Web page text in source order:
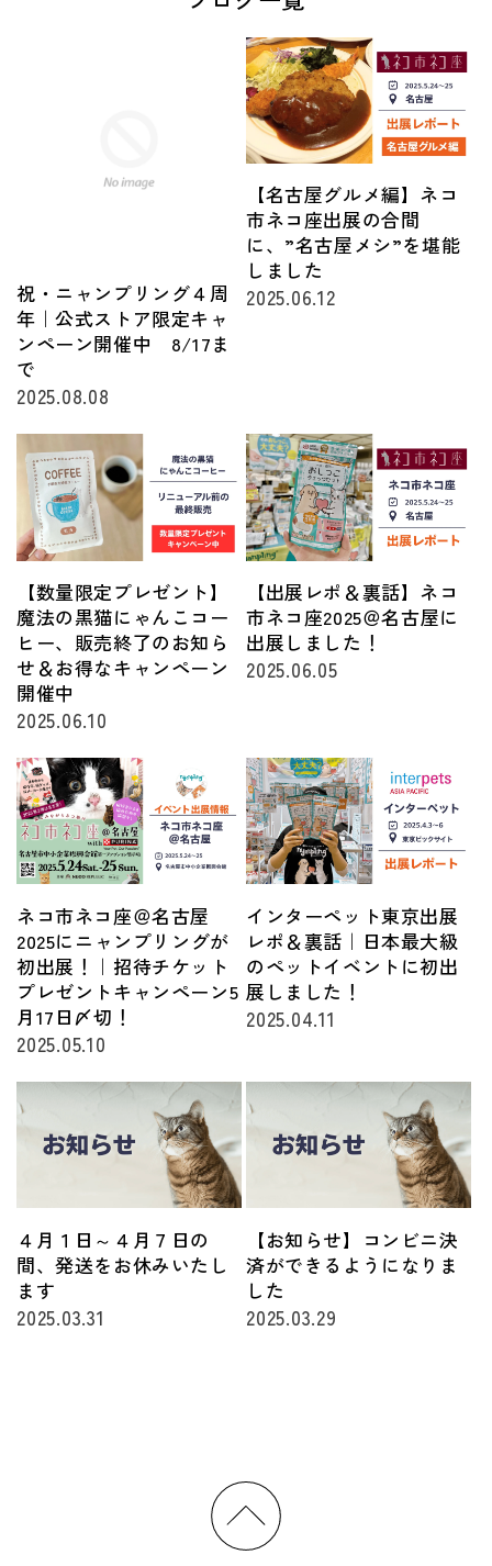
祝・ニャンプリング４周
年｜公式ストア限定キャ
ンペーン開催中 8/17ま
で
2025.08.08
【名古屋グルメ編】ネコ
市ネコ座出展の合間
に、”名古屋メシ”を堪能
しました
2025.06.12
【数量限定プレゼント】
魔法の黒猫にゃんこコー
ヒー、販売終了のお知ら
せ＆お得なキャンペーン
開催中
2025.06.10
【出展レポ＆裏話】ネコ
市ネコ座2025＠名古屋に
出展しました！
2025.06.05
ネコ市ネコ座＠名古屋
2025にニャンプリングが
初出展！｜招待チケット
プレゼントキャンペーン5
月17日〆切！
2025.05.10
インターペット東京出展
レポ＆裏話｜日本最大級
のペットイベントに初出
展しました！
2025.04.11
４月１日～４月７日の
間、発送をお休みいたし
ます
2025.03.31
【お知らせ】コンビニ決
済ができるようになりま
した
2025.03.29